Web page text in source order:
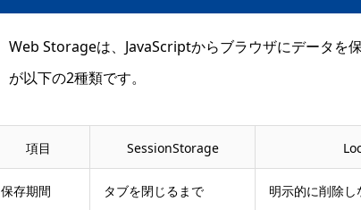
Web Storageは、JavaScriptからブラウザにデータを
が以下の2種類です。
項目 SessionStorage
保存期間 タブを閉じるまで 明示的に削除